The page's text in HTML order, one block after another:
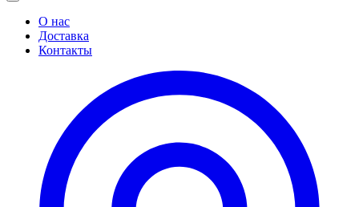
О нас
Доставка
Контакты